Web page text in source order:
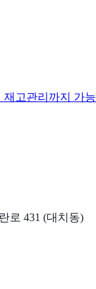
재고관리까지 가능
로 431 (대치동)